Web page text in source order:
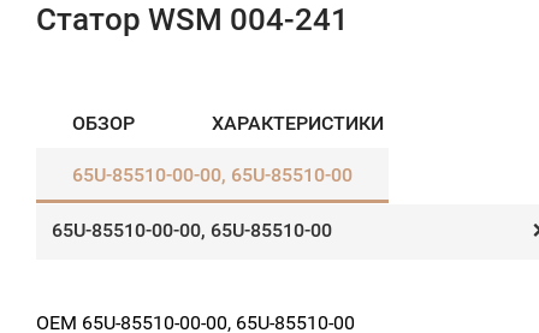
Статор WSM 004-241
ОБЗОР ХАРАКТЕРИСТИКИ
65U-85510-00-00, 65U-85510-00​
65U-85510-00-00, 65U-85510-00​
OEM 65U-85510-00-00, 65U-85510-00